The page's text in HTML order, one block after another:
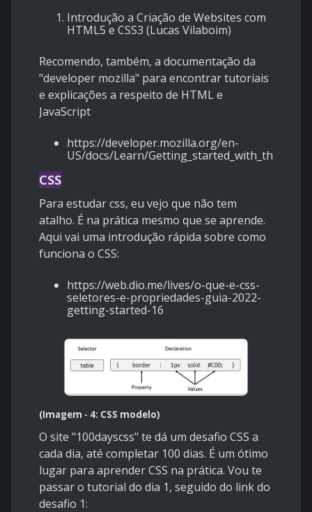
Introdução a Criação de Websites com
HTML5 e CSS3 (Lucas Vilaboim)
Recomendo, também, a documentação da
"developer mozilla" para encontrar tutoriais
e explicações a respeito de HTML e
JavaScript
https://developer.mozilla.org/en-
US/docs/Learn/
CSS
Para estudar css, eu vejo que não tem
atalho. É na prática mesmo que se aprende.
Aqui vai uma introdução rápida sobre como
funciona o CSS:
https://web.dio.me/lives/o-que-e-css-
seletores-e-propriedades-guia-2022-
getting-started-16
(Imagem - 4: CSS modelo)
O site "100dayscss" te dá um desafio CSS a
cada dia, até completar 100 dias. É um ótimo
lugar para aprender CSS na prática. Vou te
passar o tutorial do dia 1, seguido do link do
desafio 1: